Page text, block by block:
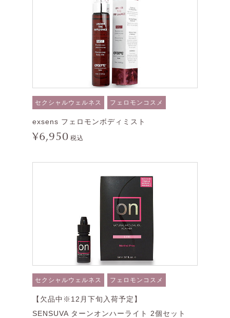
セクシャルウェルネス フェロモンコスメ
exsens フェロモンボディミスト
¥6,950 税込
セクシャルウェルネス フェロモンコスメ
【欠品中※12月下旬入荷予定】
SENSUVA ターンオンハーライト 2個セット